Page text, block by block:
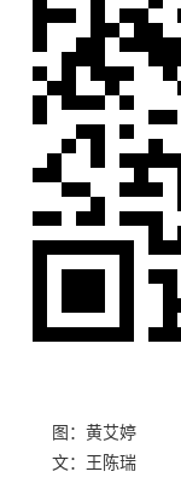
图：黄艾婷
文：王陈瑞